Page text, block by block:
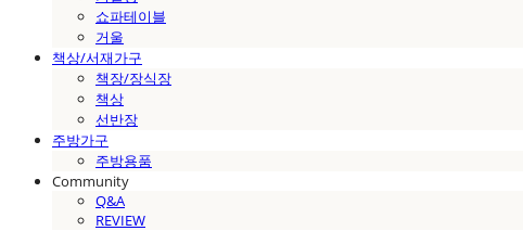
쇼파테이블
거울
책상/서재가구
책장/장식장
책상
선반장
주방가구
주방용품
Community
Q&A
REVIEW